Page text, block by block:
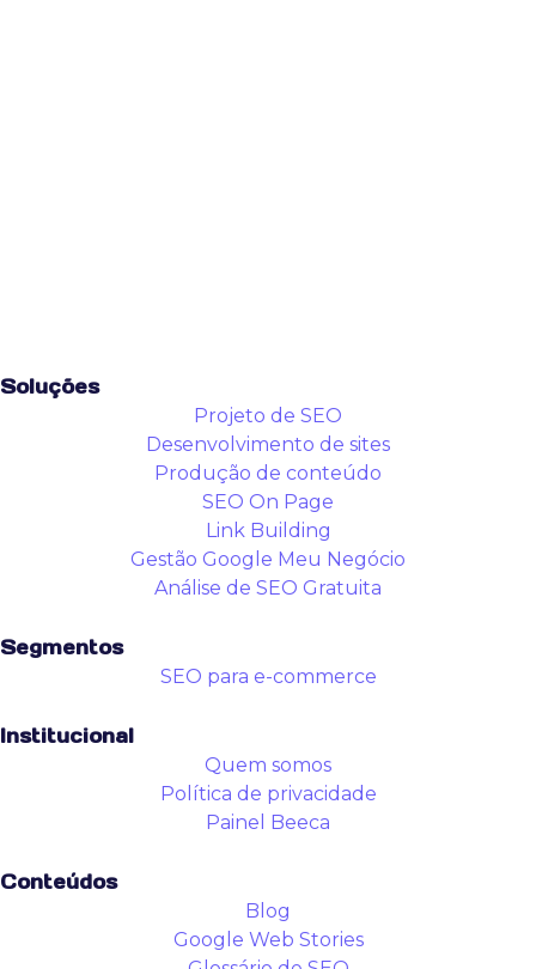
Soluções
Projeto de SEO
Desenvolvimento de sites
Produção de conteúdo
SEO On Page
Link Building
Gestão Google Meu Negócio
Análise de SEO Gratuita
Segmentos
SEO para e-commerce
Institucional
Quem somos
Política de privacidade
Painel Beeca
Conteúdos
Blog
Google Web Stories